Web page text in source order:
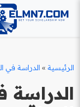
الرئيسية » الدراسة في
الدراسة